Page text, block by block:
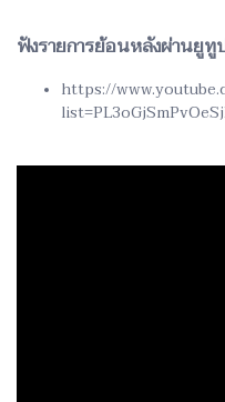
ฟังรายการย้อนหลังผ่านยูทู
https://